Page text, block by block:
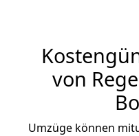
von
Umzüge können